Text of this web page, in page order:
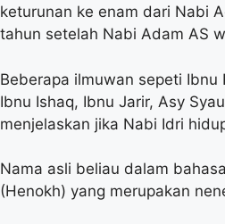
keturunan ke enam dari Nabi
tahun setelah Nabi Adam AS
Beberapa ilmuwan sepeti Ibnu
Ibnu Ishaq, Ibnu Jarir, Asy
menjelaskan jika Nabi Idri
Nama asli beliau dalam
(Henokh) yang merupakan